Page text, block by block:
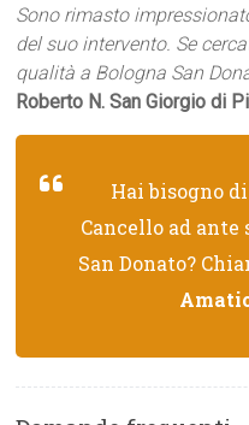
Sono rimasto
del suo intervento. Se
qualità a Bologna San
Roberto N. San Giorgio di
Hai bisogno
Cancello ad ante
San Donato?